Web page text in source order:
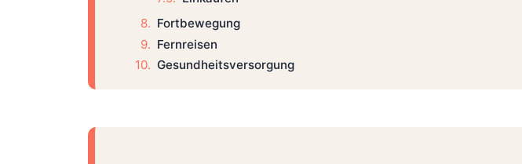
Fortbewegung
Fernreisen
Gesundheitsversorgung